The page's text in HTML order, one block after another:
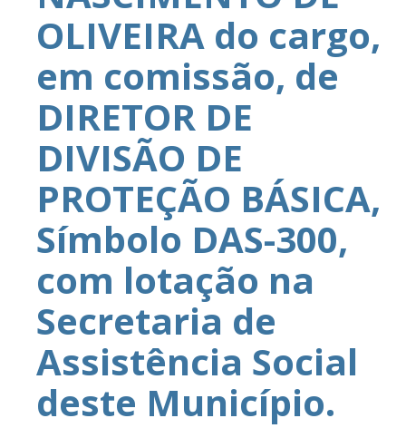
OLIVEIRA do cargo,
em comissão, de
DIRETOR DE
DIVISÃO DE
PROTEÇÃO BÁSICA,
Símbolo DAS-300,
com lotação na
Secretaria de
Assistência Social
deste Município.